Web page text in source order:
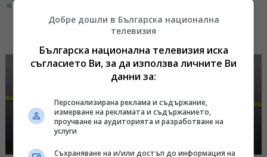
09:10, 08.07.2026
Добре дошли в Българска национална
телевизия
Българска национална телевизия иска
съгласието Ви, за да използва личните Ви
данни за:
Персонализирана реклама и съдържание,
измерване на рекламата и съдържанието,
проучване на аудиторията и разработване на
услуги
Съхраняване на и/или достъп до информация на